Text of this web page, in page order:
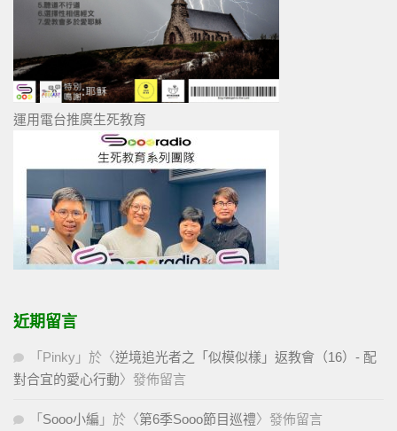
運用電台推廣生死教育
近期留言
「 Pinky 」於〈逆境追光者之「似模似樣」返教會（16）- 配
對合宜的愛心行動〉發佈留言
「 Sooo小編 」於〈第6季Sooo節目巡禮〉發佈留言